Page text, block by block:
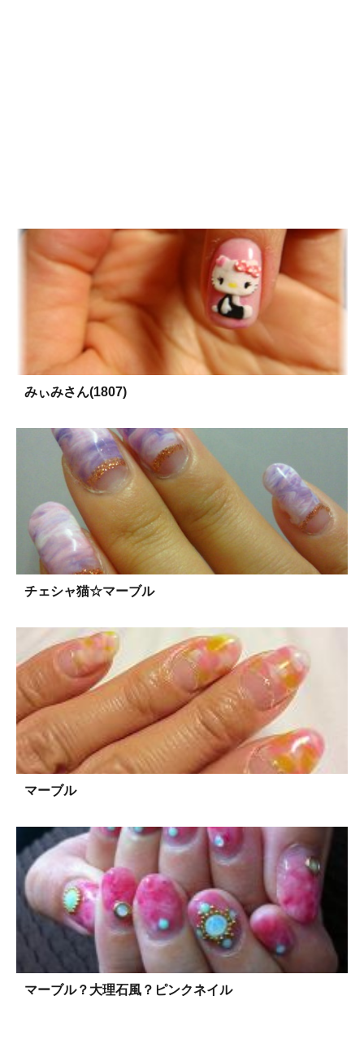
みぃみさん(1807)
チェシャ猫☆マーブル
マーブル
マーブル？大理石風？ピンクネイル